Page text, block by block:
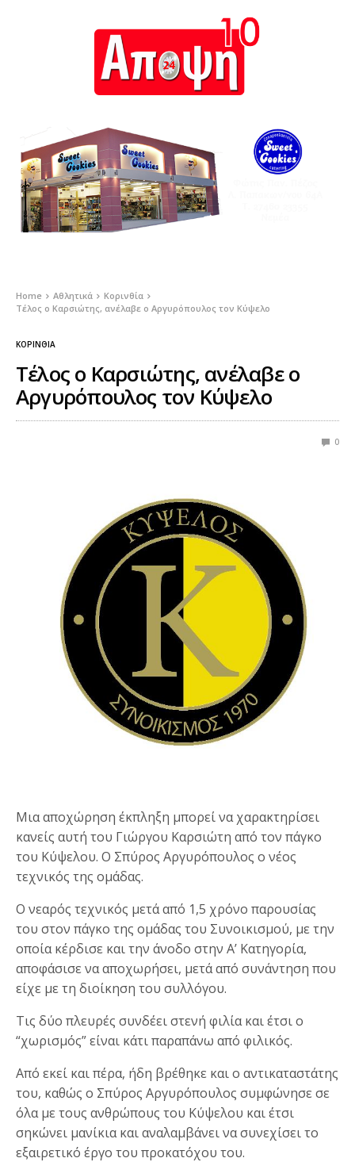
Home Αθλητικά
Κορινθία
Τέλος ο Καρσιώτης, ανέλαβε ο Αργυρόπουλος τον Κύψελο
ΚΟΡΙΝΘΊΑ
Τέλος ο Καρσιώτης, ανέλαβε ο
Αργυρόπουλος τον Κύψελο
0
Μια αποχώρηση έκπληξη μπορεί να χαρακτηρίσει
κανείς αυτή του Γιώργου Καρσιώτη από τον πάγκο
του Κύψελου. Ο Σπύρος Αργυρόπουλος ο νέος
τεχνικός της ομάδας.
Ο νεαρός τεχνικός μετά από 1,5 χρόνο παρουσίας
του στον πάγκο της ομάδας του Συνοικισμού, με την
οποία κέρδισε και την άνοδο στην Α’ Κατηγορία,
αποφάσισε να αποχωρήσει, μετά από συνάντηση που
είχε με τη διοίκηση του συλλόγου.
Τις δύο πλευρές συνδέει στενή φιλία και έτσι ο
“χωρισμός” είναι κάτι παραπάνω από φιλικός.
Από εκεί και πέρα, ήδη βρέθηκε και ο αντικαταστάτης
του, καθώς ο Σπύρος Αργυρόπουλος συμφώνησε σε
όλα με τους ανθρώπους του Κύψελου και έτσι
σηκώνει μανίκια και αναλαμβάνει να συνεχίσει το
εξαιρετικό έργο του προκατόχου του.